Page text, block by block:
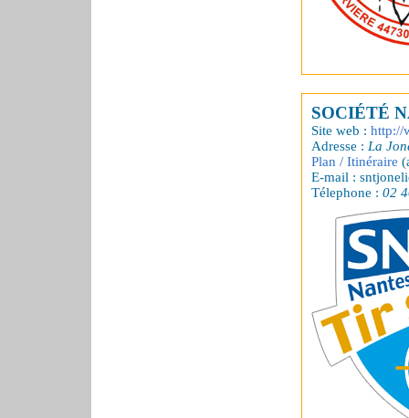
SOCIÉTÉ
Site web : http://
Adresse : La
Plan / Itinéraire
E-mail :
Télephone : 02